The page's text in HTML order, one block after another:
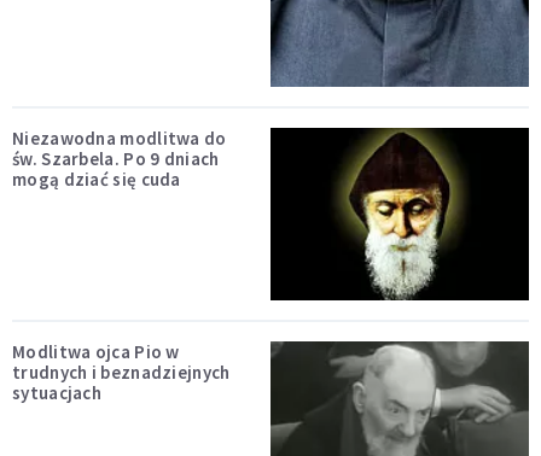
Niezawodna modlitwa do
św. Szarbela. Po 9 dniach
mogą dziać się cuda
Modlitwa ojca Pio w
trudnych i beznadziejnych
sytuacjach